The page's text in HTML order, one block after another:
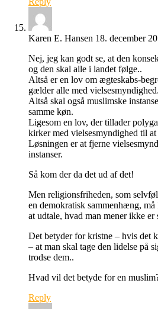
Karen E. Hansen 18. december
Nej, jeg kan godt se, at den
og den skal alle i landet følge..
Altså er en lov om ægteskabs-
gælder alle med vielsesmyndighed.
Altså skal også muslimske
samme køn.
Ligesom en lov, der tillader
kirker med vielsesmyndighed til
Løsningen er at fjerne
instanser.
Så kom der da det ud af det!
Men religionsfriheden, som
en demokratisk sammenhæng,
at udtale, hvad man mener ikke er
Det betyder for kristne – hvis det
– at man skal tage den lidelse på
trodse dem..
Hvad vil det betyde for en
Reply